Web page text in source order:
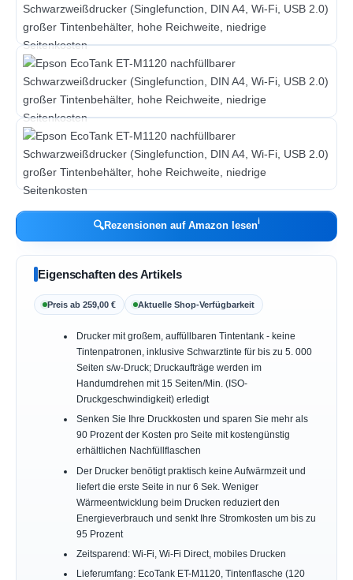
🔍Rezensionen auf Amazon lesenℹ︎
Eigenschaften des Artikels
Preis ab 259,00 € Aktuelle Shop-Verfügbarkeit
Drucker mit großem, auffüllbaren Tintentank - keine
Tintenpatronen, inklusive Schwarztinte für bis zu 5. 000
Seiten s/w-Druck; Druckaufträge werden im
Handumdrehen mit 15 Seiten/Min. (ISO-
Druckgeschwindigkeit) erledigt
Senken Sie Ihre Druckkosten und sparen Sie mehr als
90 Prozent der Kosten pro Seite mit kostengünstig
erhältlichen Nachfüllflaschen
Der Drucker benötigt praktisch keine Aufwärmzeit und
liefert die erste Seite in nur 6 Sek. Weniger
Wärmeentwicklung beim Drucken reduziert den
Energieverbrauch und senkt Ihre Stromkosten um bis zu
95 Prozent
Zeitsparend: Wi-Fi, Wi-Fi Direct, mobiles Drucken
Lieferumfang: EcoTank ET-M1120, Tintenflasche (120